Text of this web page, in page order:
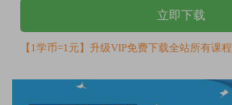
立即下载
【1学币=1元】升级VIP免费下载全站所有课程